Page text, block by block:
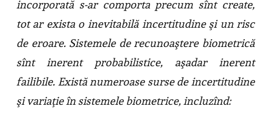
incorporată s-ar comporta precum sînt create,
tot ar exista o inevitabilă incertitudine şi un risc
de eroare. Sistemele de recunoaştere biometrică
sînt inerent probabilistice, aşadar inerent
failibile. Există numeroase surse de incertitudine
şi variaţie în sistemele biometrice, incluzînd: